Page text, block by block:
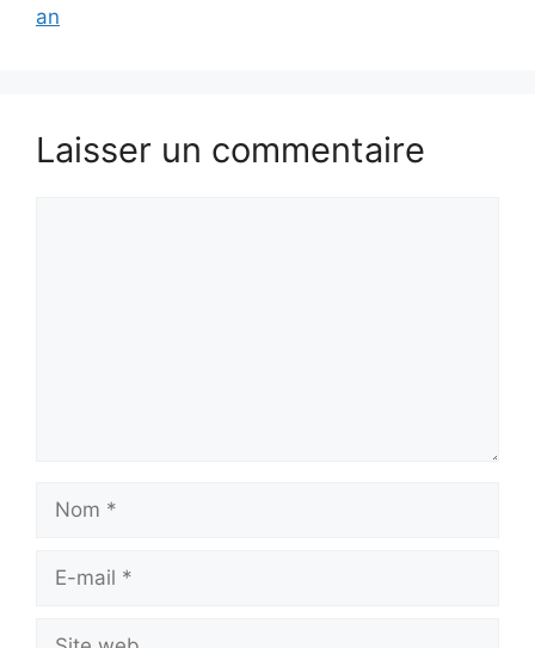
an
Laisser un commentaire
Nom
Site